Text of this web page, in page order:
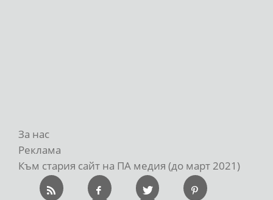
За нас
Реклама
Към стария сайт на ПА медия (до март 2021)